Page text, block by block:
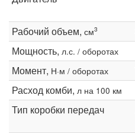
Рабочий объем, см3
Мощность, л.с. / оборотах
Момент, Н·м / оборотах
Расход комби, л на 100 км
Тип коробки передач